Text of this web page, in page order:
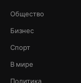
Общество
Бизнес
Спорт
В мире
Политика